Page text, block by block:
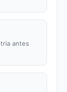
antes